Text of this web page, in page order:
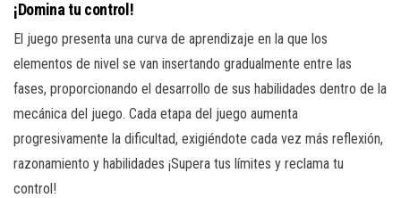
¡Domina tu control!
El juego presenta una curva de aprendizaje en la que los
elementos de nivel se van insertando gradualmente entre las
fases, proporcionando el desarrollo de sus habilidades dentro de la
mecánica del juego. Cada etapa del juego aumenta
progresivamente la dificultad, exigiéndote cada vez más reflexión,
razonamiento y habilidades ¡Supera tus límites y reclama tu
control!